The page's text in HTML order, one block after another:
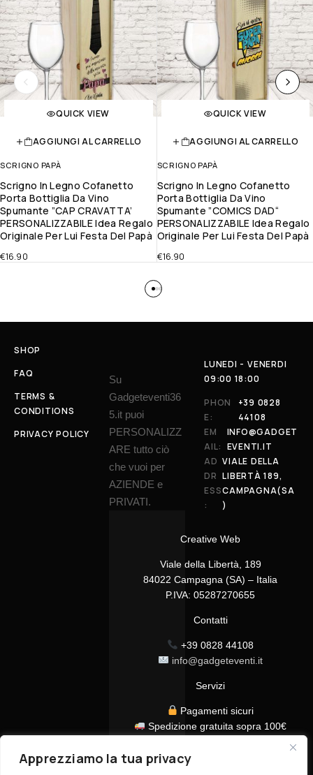
Apprezziamo la tua privacy
QUICK VIEW
AGGIUNGI AL CARRELLO
SCRIGNO PAPÀ
Scrigno In Legno Cofanetto
Porta Bottiglia Da Vino
Spumante ”CAP CRAVATTA’
PERSONALIZZABILE Idea Regalo
Originale Per Lui Festa Del Papà
€16.90
QUICK VIEW
AGGIUNGI AL CARRELLO
SCRIGNO PAPÀ
Scrigno In Legno Cofanetto
Porta Bottiglia Da Vino
Spumante ”COMICS DAD“
PERSONALIZZABILE Idea Regalo
Originale Per Lui Festa Del Papà
€16.90
SHOP
FAQ
TERMS &
CONDITIONS
PRIVACY POLICY
Su
Gadgeteventi36
5.it puoi
PERSONALIZZ
ARE tutto ciò
che vuoi per
AZIENDE e
PRIVATI.
Creative Web
Viale della Libertà, 189
84022 Campagna (SA) – Italia
P.IVA: 05287270655
Contatti
+39 0828 44108
info@gadgeteventi.it
Servizi
Pagamenti sicuri
Spedizione gratuita sopra 100€
Assistenza clienti dedicata
LUNEDI - VENERDI
09:00 18:00
PHON
E:
+39 0828
44108
EM
AIL:
INFO@GADGET
EVENTI.IT
AD
DR
ESS
:
VIALE DELLA
LIBERTÀ 189,
CAMPAGNA(SA
)